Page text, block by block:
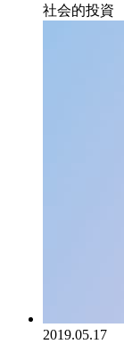
社会的投資
2019.05.17